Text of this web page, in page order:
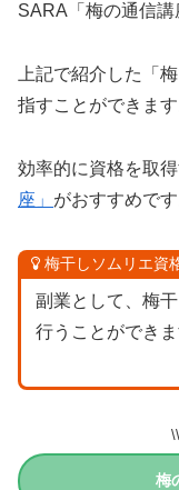
SARA「梅の通信講
上記で紹介した「
指すことができます
効率的に資格を取得
座」 がおすすめです
梅干しソムリエ資
副業として、梅
行うことができま
梅